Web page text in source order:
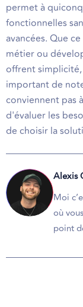
permet à
fonctionnelles
avancées. Que
métier ou
offrent
important de
conviennent pas
d'évaluer les
de choisir la
Alexis
Moi
où
point